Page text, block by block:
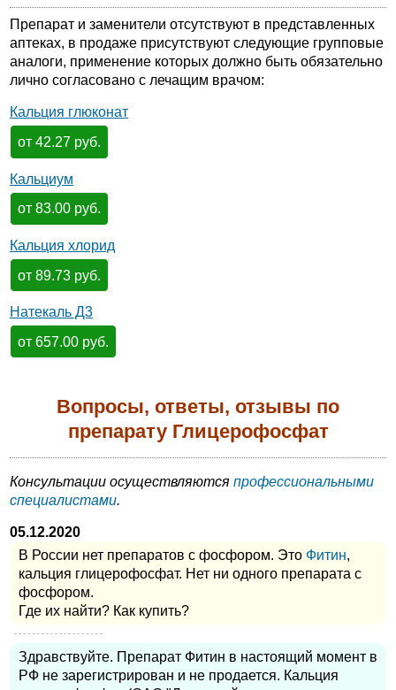
Препарат и заменители отсутствуют в представленных
аптеках, в продаже присутствуют следующие групповые
аналоги, применение которых должно быть обязательно
лично согласовано с лечащим врачом:
Кальция глюконат
от 42.27 руб.
Кальциум
от 83.00 руб.
Кальция хлорид
от 89.73 руб.
Натекаль Д3
от 657.00 руб.
Вопросы, ответы, отзывы по
препарату Глицерофосфат
Консультации осуществляются профессиональными
специалистами.
05.12.2020
В России нет препаратов с фосфором. Это Фитин,
кальция глицерофосфат. Нет ни одного препарата с
фосфором.
Где их найти? Как купить?
Здравствуйте. Препарат Фитин в настоящий момент в
РФ не зарегистрирован и не продается. Кальция